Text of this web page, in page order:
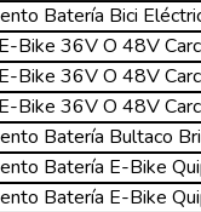
Batería Bici
Bike 36V O 48V
Bike 36V O 48V
Bike 36V O 48V
Batería Bultaco
Batería E-Bike
Batería E-Bike